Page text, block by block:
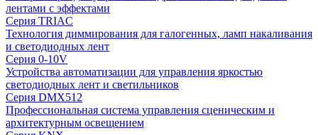
лентами с эффектами
Серия TRIAC
Технология диммирования для галогенных, ламп накаливания
и светодиодных лент
Серия 0-10V
Устройства автоматизации для управления яркостью
светодиодных лент и светильников
Серия DMX512
Профессиональная система управления сценическим и
архитектурным освещением